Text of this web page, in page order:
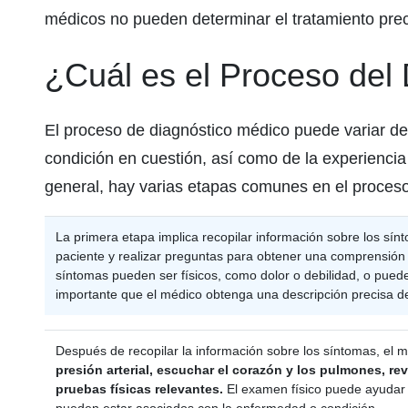
médicos no pueden determinar el tratamiento
¿Cuál es el Proceso del
El proceso de diagnóstico médico puede variar
condición en cuestión, así como de la
general, hay varias etapas comunes en el
La primera etapa implica recopilar información sobre los
paciente y realizar preguntas para obtener una
síntomas pueden ser físicos, como dolor o debilidad, o
importante que el médico obtenga una descripción precisa
Después de recopilar la información sobre los síntomas, el
presión arterial, escuchar el corazón y los pulmones,
pruebas físicas relevantes. El examen físico puede